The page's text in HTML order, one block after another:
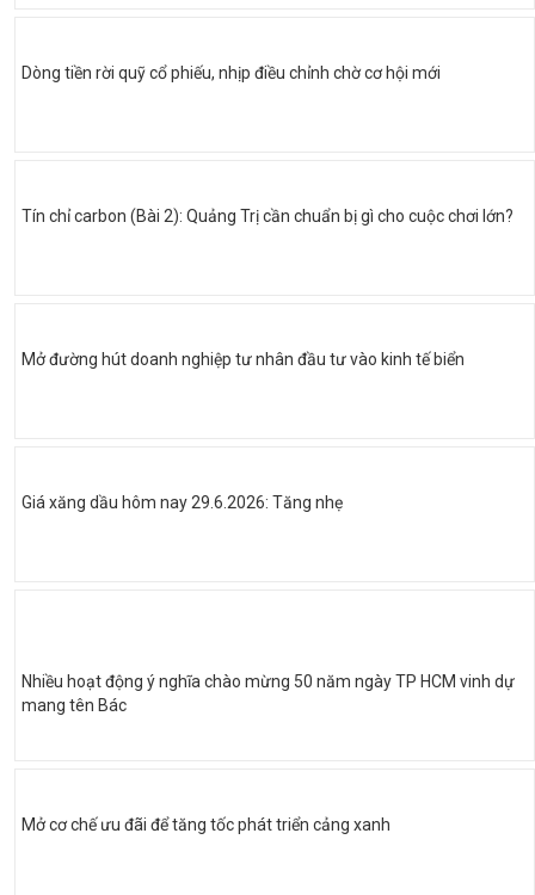
Dòng tiền rời quỹ cổ phiếu, nhịp điều chỉnh chờ cơ hội mới
Tín chỉ carbon (Bài 2): Quảng Trị cần chuẩn bị gì cho cuộc chơi lớn?
Mở đường hút doanh nghiệp tư nhân đầu tư vào kinh tế biển
Giá xăng dầu hôm nay 29.6.2026: Tăng nhẹ
Nhiều hoạt động ý nghĩa chào mừng 50 năm ngày TP HCM vinh dự
mang tên Bác
Mở cơ chế ưu đãi để tăng tốc phát triển cảng xanh